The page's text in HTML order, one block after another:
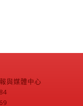
與媒體中心